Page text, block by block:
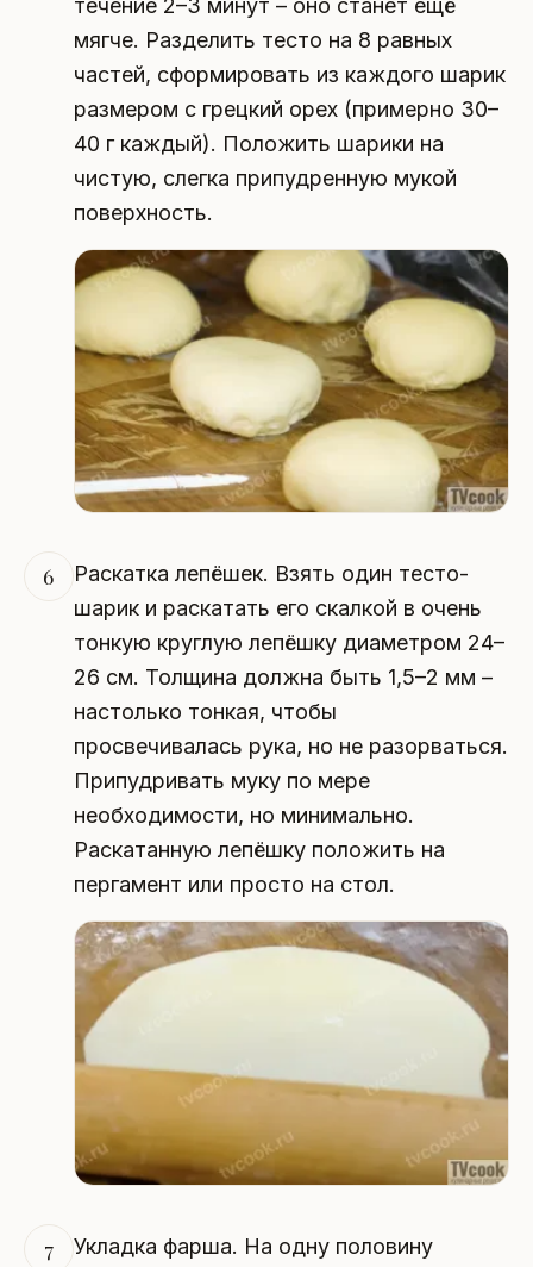
мягче. Разделить тесто на 8 равных
частей, сформировать из каждого шарик
размером с грецкий орех (примерно 30–
40 г каждый). Положить шарики на
чистую, слегка припудренную мукой
поверхность.
6
Раскатка лепёшек. Взять один тесто-
шарик и раскатать его скалкой в очень
тонкую круглую лепёшку диаметром 24–
26 см. Толщина должна быть 1,5–2 мм –
настолько тонкая, чтобы
просвечивалась рука, но не разорваться.
Припудривать муку по мере
необходимости, но минимально.
Раскатанную лепёшку положить на
пергамент или просто на стол.
7
Укладка фарша. На одну половину